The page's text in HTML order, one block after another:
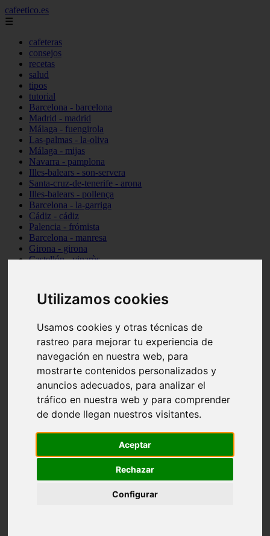
Utilizamos cookies
Usamos cookies y otras técnicas de
rastreo para mejorar tu experiencia de
navegación en nuestra web, para
mostrarte contenidos personalizados y
anuncios adecuados, para analizar el
tráfico en nuestra web y para comprender
de donde llegan nuestros visitantes.
Aceptar
Rechazar
Configurar
cafeetico.es
☰
cafeteras
consejos
recetas
salud
tipos
tutorial
Barcelona - barcelona
Madrid - madrid
Málaga - fuengirola
Las-palmas - la-oliva
Málaga - mijas
Navarra - pamplona
Illes-balears - son-servera
Santa-cruz-de-tenerife - arona
Illes-balears - pollença
Barcelona - la-garriga
Cádiz - cádiz
Palencia - frómista
Barcelona - manresa
Girona - girona
Castellón - vinaròs
Málaga - nerja
Girona - blanes
Málaga - marbella
Asturias - gijón
Girona - figueres
Alicante - santa-pola
Almería - roquetas-de-mar
Girona - tossa-de-mar
Barcelona - sant-cugat-del-vallès
Alicante - l39alfàs-del-pi
Barcelona - vilanova-i-la-geltrú
Castellón - peñíscola
Illes-balears - sant-josep-de-sa-talaia